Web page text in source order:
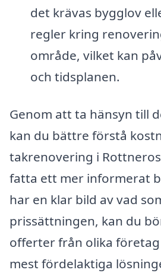
det krävas bygglov
regler kring
område, vilket kan
och tidsplanen.
Genom att ta hänsyn till
kan du bättre förstå
takrenovering i
fatta ett mer informerat
har en klar bild av vad
prissättningen, kan du
offerter från olika
mest fördelaktiga